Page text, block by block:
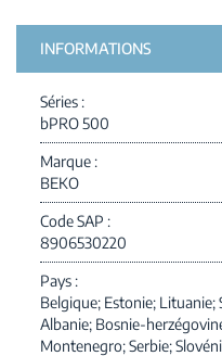
INFORMATIONS
Séries
bPRO 500
Marque
BEKO
Code SAP
8906530220
Pays
Belgique; Estonie; Lituanie;
Albanie; Bosnie-
Montenegro; Serbie;